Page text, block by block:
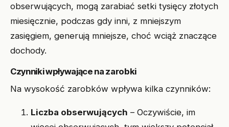
obserwujących, mogą zarabiać setki tysięcy złotych
miesięcznie, podczas gdy inni, z mniejszym
zasięgiem, generują mniejsze, choć wciąż znaczące
dochody.
Czynniki wpływające na zarobki
Na wysokość zarobków wpływa kilka czynników:
Liczba obserwujących – Oczywiście, im